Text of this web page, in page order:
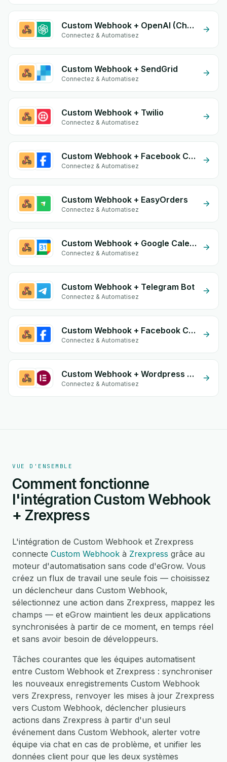
Custom Webhook + OpenAI (ChatGPT)
Connectez & Automatisez
Custom Webhook + SendGrid
Connectez & Automatisez
Custom Webhook + Twilio
Connectez & Automatisez
Custom Webhook + Facebook Commerce
Connectez & Automatisez
Custom Webhook + EasyOrders
Connectez & Automatisez
Custom Webhook + Google Calendar
Connectez & Automatisez
Custom Webhook + Telegram Bot
Connectez & Automatisez
Custom Webhook + Facebook Comments
Connectez & Automatisez
Custom Webhook + Wordpress Elementor
Connectez & Automatisez
VUE D'ENSEMBLE
Comment fonctionne
l'intégration Custom Webhook
+ Zrexpress
L'intégration de Custom Webhook et Zrexpress
connecte Custom Webhook à Zrexpress grâce au
moteur d'automatisation sans code d'eGrow. Vous
créez un flux de travail une seule fois — choisissez
un déclencheur dans Custom Webhook,
sélectionnez une action dans Zrexpress, mappez les
champs — et eGrow maintient les deux applications
synchronisées à partir de ce moment, en temps réel
et sans avoir besoin de développeurs.
Tâches courantes que les équipes automatisent
entre Custom Webhook et Zrexpress : synchroniser
les nouveaux enregistrements Custom Webhook
vers Zrexpress, renvoyer les mises à jour Zrexpress
vers Custom Webhook, déclencher plusieurs
actions dans Zrexpress à partir d'un seul
événement dans Custom Webhook, alerter votre
équipe via chat en cas de problème, et unifier les
données client pour que les deux systèmes